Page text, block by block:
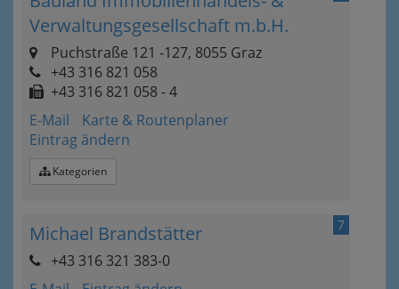
Verwaltungsgesellschaft m.b.H.
Puchstraße 121 -127, 8055 Graz
+43 316 821 058
+43 316 821 058 - 4
E-Mail
Karte & Routenplaner
Eintrag ändern
Kategorien
7
Michael Brandstätter
+43 316 321 383-0